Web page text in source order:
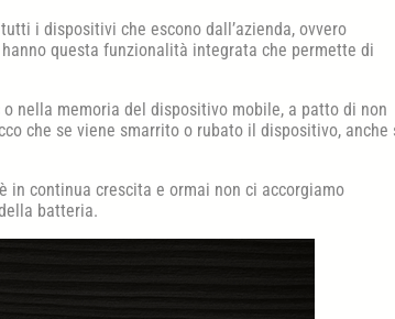
i dispositivi che escono dall’azienda, ovvero
questa funzionalità integrata che permette di
nella memoria del dispositivo mobile, a patto di non
che se viene smarrito o rubato il dispositivo, anche
in continua crescita e ormai non ci accorgiamo
batteria.